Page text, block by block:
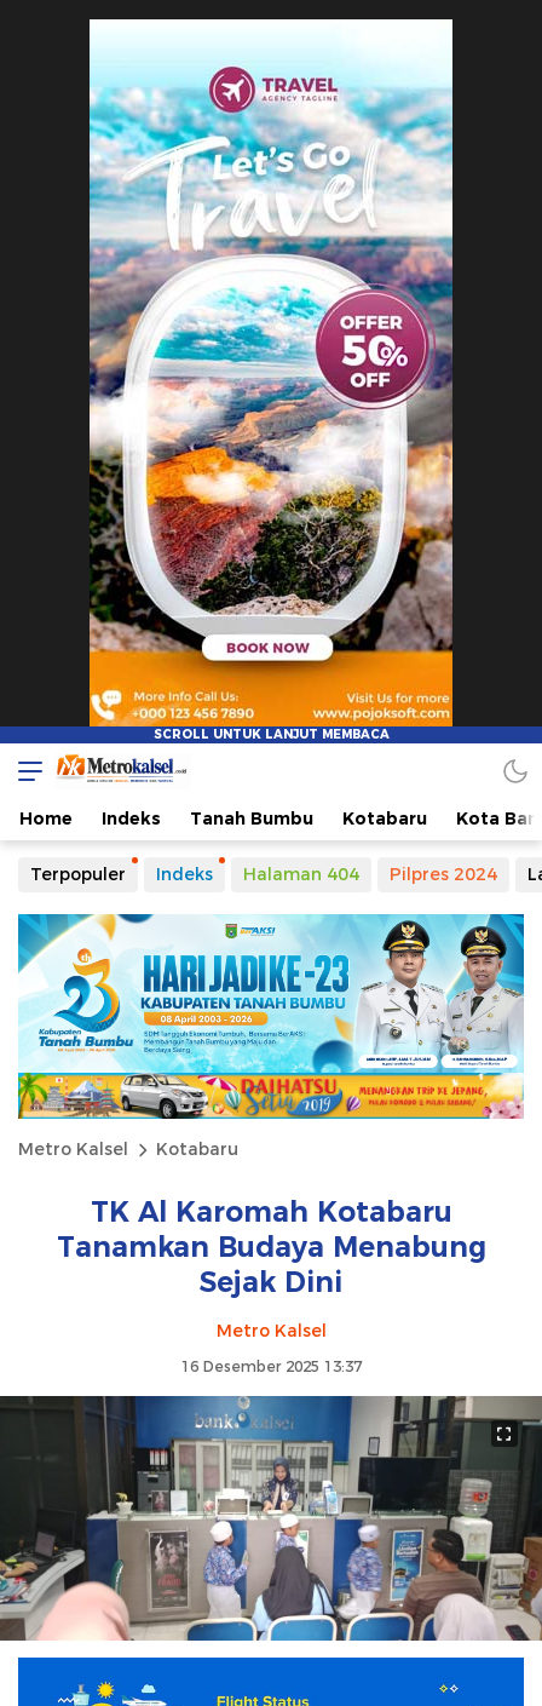
Home Indeks Tanah Bumbu Kotabaru Kota
Terpopuler Indeks Halaman 404 Pilpres 2024
Metro Kalsel Kotabaru
TK Al Karomah Kotabaru
Tanamkan Budaya Menabung
Sejak Dini
Metro Kalsel
16 Desember 2025 13:37